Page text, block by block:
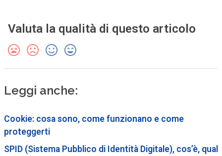
Valuta la qualità di questo articolo
Leggi anche:
Cookie: cosa sono, come funzionano e come
proteggerti
SPID (Sistema Pubblico di Identità Digitale), cos’è, qual